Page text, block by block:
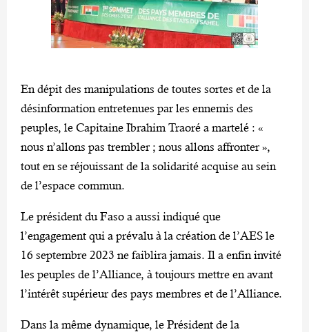
En dépit des manipulations de toutes sortes et de la
désinformation entretenues par les ennemis des
peuples, le Capitaine Ibrahim Traoré a martelé : «
nous n’allons pas trembler ; nous allons affronter »,
tout en se réjouissant de la solidarité acquise au sein
de l’espace commun.
Le président du Faso a aussi indiqué que
l’engagement qui a prévalu à la création de l’AES le
16 septembre 2023 ne faiblira jamais. Il a enfin invité
les peuples de l’Alliance, à toujours mettre en avant
l’intérêt supérieur des pays membres et de l’Alliance.
Dans la même dynamique, le Président de la